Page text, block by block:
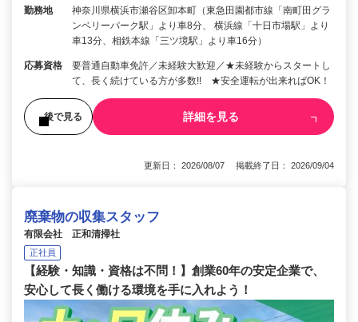
勤務地
神奈川県横浜市瀬谷区卸本町（東急田園都市線「南町田グラ
ンベリーパーク駅」より車8分、 横浜線「十日市場駅」より
車13分、相鉄本線「三ツ境駅」より車16分）
応募資格
要普通自動車免許／未経験大歓迎／★未経験からスタートし
て、長く続けている方が多数!! ★安全運転が出来ればOK！
後で見る 詳細を見る
更新日： 2026/08/07 掲載終了日： 2026/09/04
廃棄物の収集スタッフ
有限会社 正和清掃社
正社員
【経験・知識・資格は不問！】創業60年の安定企業で、
安心して長く働ける環境を手に入れよう！